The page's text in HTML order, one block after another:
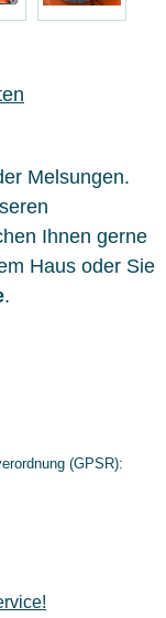
Melsungen.
Ihnen gerne
Haus oder Sie
.
(GPSR):